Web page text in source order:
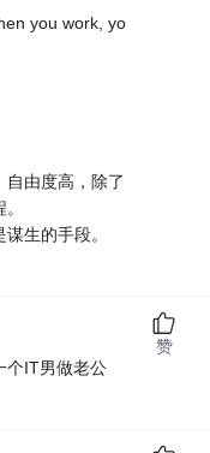
you work, yo
自由度高，除了
生的手段。
个IT男做老公
赞